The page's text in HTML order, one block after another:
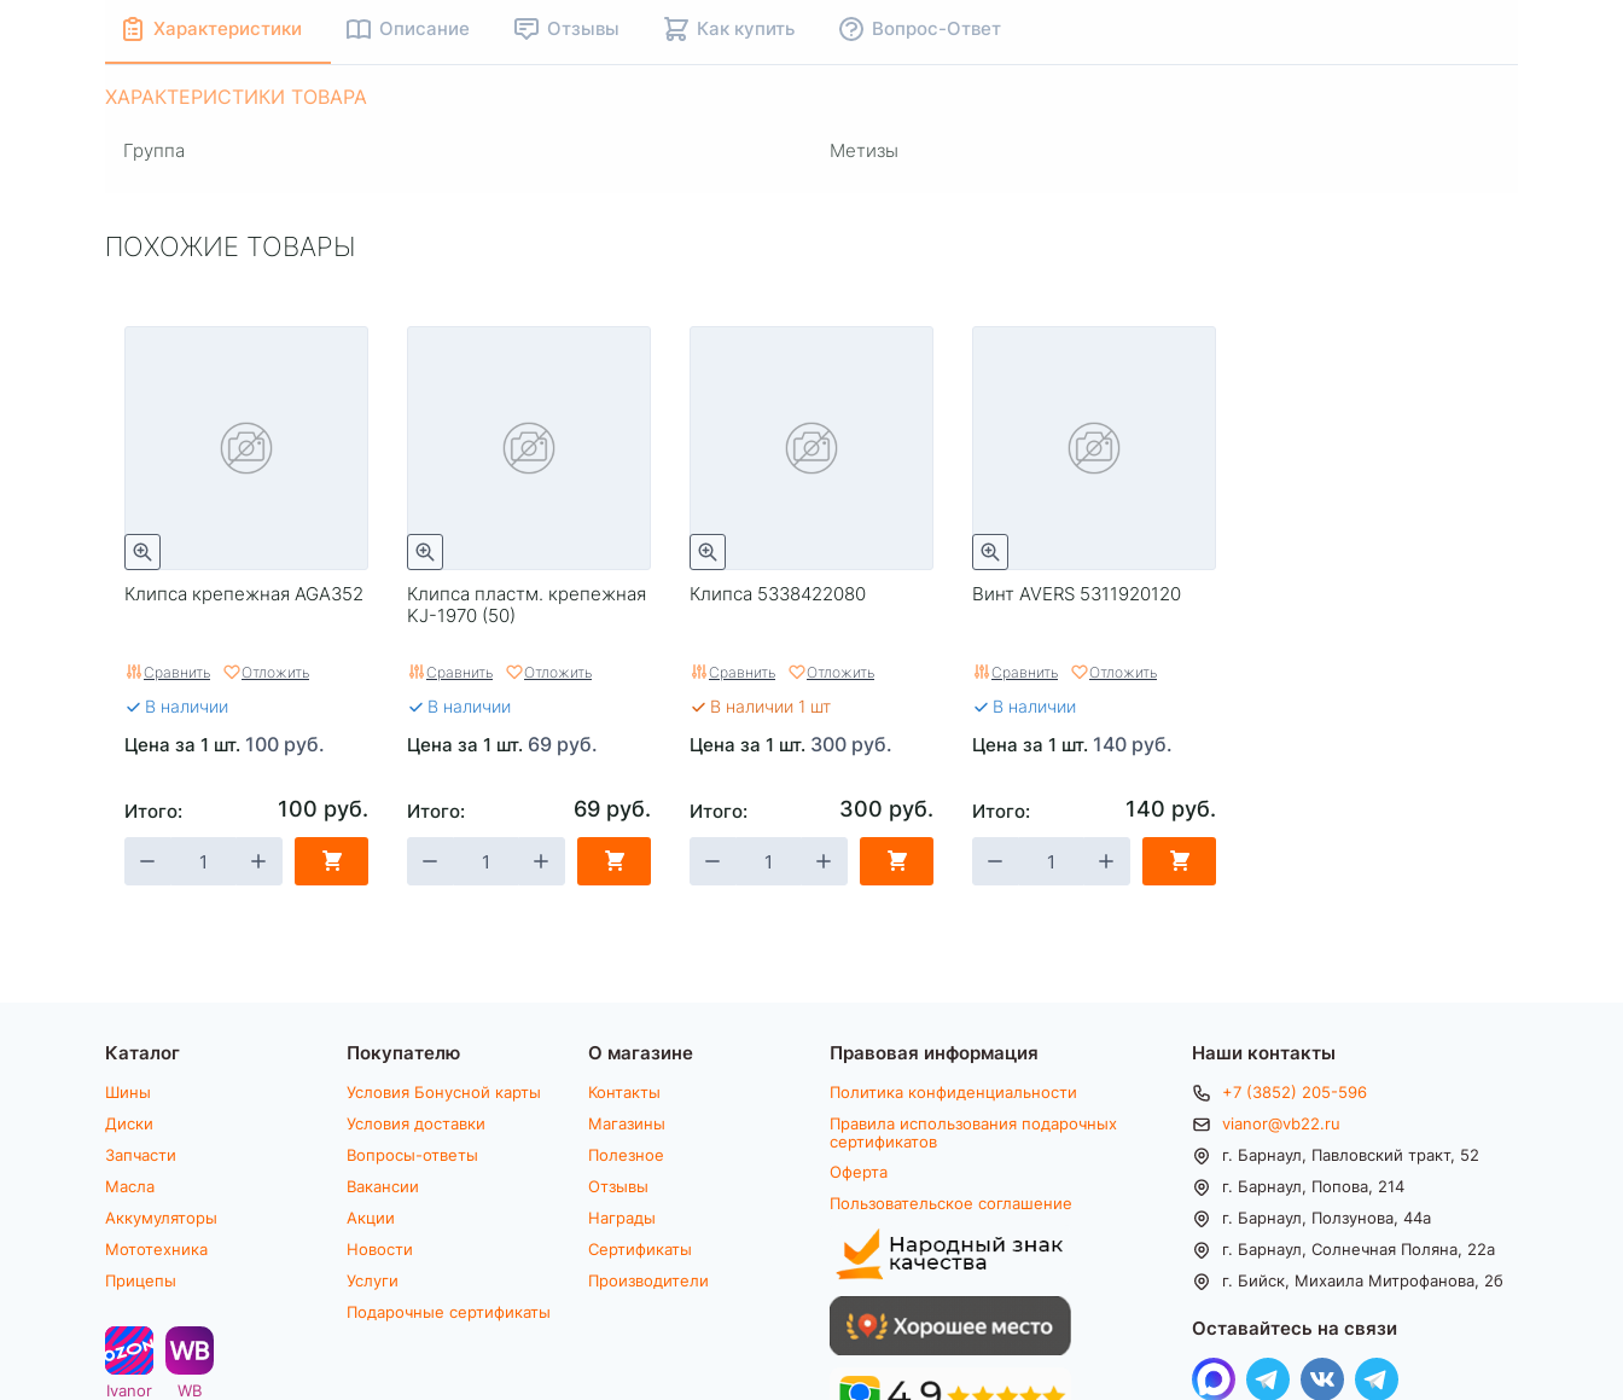
Характеристики Описание Отзывы Как купить Вопрос-Ответ
ХАРАКТЕРИСТИКИ ТОВАРА
Группа Метизы
ПОХОЖИЕ ТОВАРЫ
Клипса крепежная AGA352
Сравнить Отложить
В наличии
Цена за 1 шт. 100 руб.
Итого: 100 руб.
Клипса пластм. крепежная
KJ-1970 (50)
Сравнить Отложить
В наличии
Цена за 1 шт. 69 руб.
Итого: 69 руб.
Клипса 5338422080
Сравнить Отложить
В наличии 1 шт
Цена за 1 шт. 300 руб.
Итого: 300 руб.
Винт AVERS 5311920120
Сравнить Отложить
В наличии
Цена за 1 шт. 140 руб.
Итого: 140 руб.
Каталог
Шины
Диски
Запчасти
Масла
Аккумуляторы
Мототехника
Прицепы
Ivanor WB
Покупателю
Условия Бонусной карты
Условия доставки
Вопросы-ответы
Вакансии
Акции
Новости
Услуги
Подарочные сертификаты
О магазине
Контакты
Магазины
Полезное
Отзывы
Награды
Сертификаты
Производители
Правовая информация
Политика конфиденциальности
Правила использования подарочных
сертификатов
Оферта
Пользовательское соглашение
Наши контакты
+7 (3852) 205-596
vianor@vb22.ru
г. Барнаул, Павловский тракт, 52
г. Барнаул, Попова, 214
г. Барнаул, Ползунова, 44а
г. Барнаул, Солнечная Поляна, 22а
г. Бийск, Михаила Митрофанова, 2б
Оставайтесь на связи